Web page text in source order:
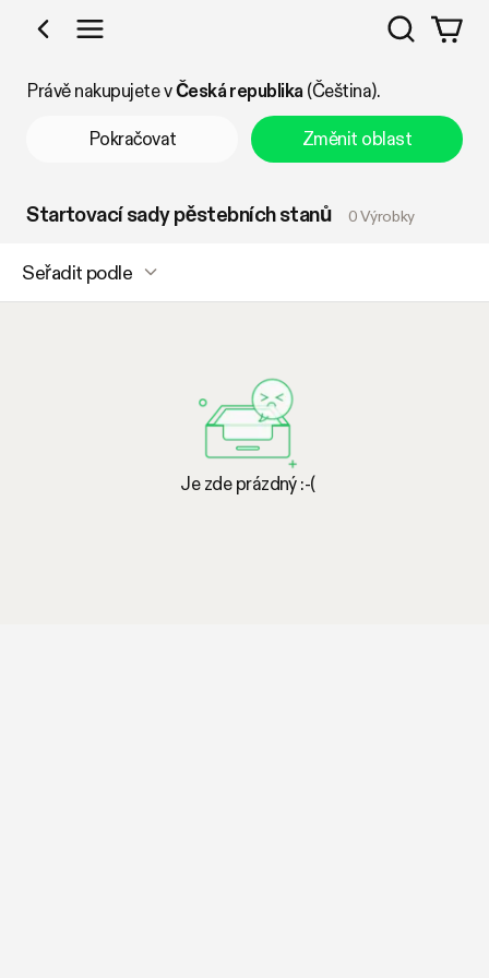
Nakupujte podle kategorie
Právě nakupujete vČeská republika (Čeština).
Pokračovat Změnit oblast
Startovací sady pěstebních stanů 0 Výrobky
Seřadit podle
Je zde prázdný :-(